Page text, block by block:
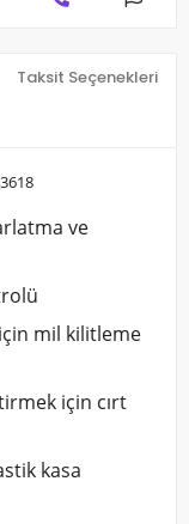
Taksit Seçenekleri
ve
mil kilitleme
için cırt
kasa